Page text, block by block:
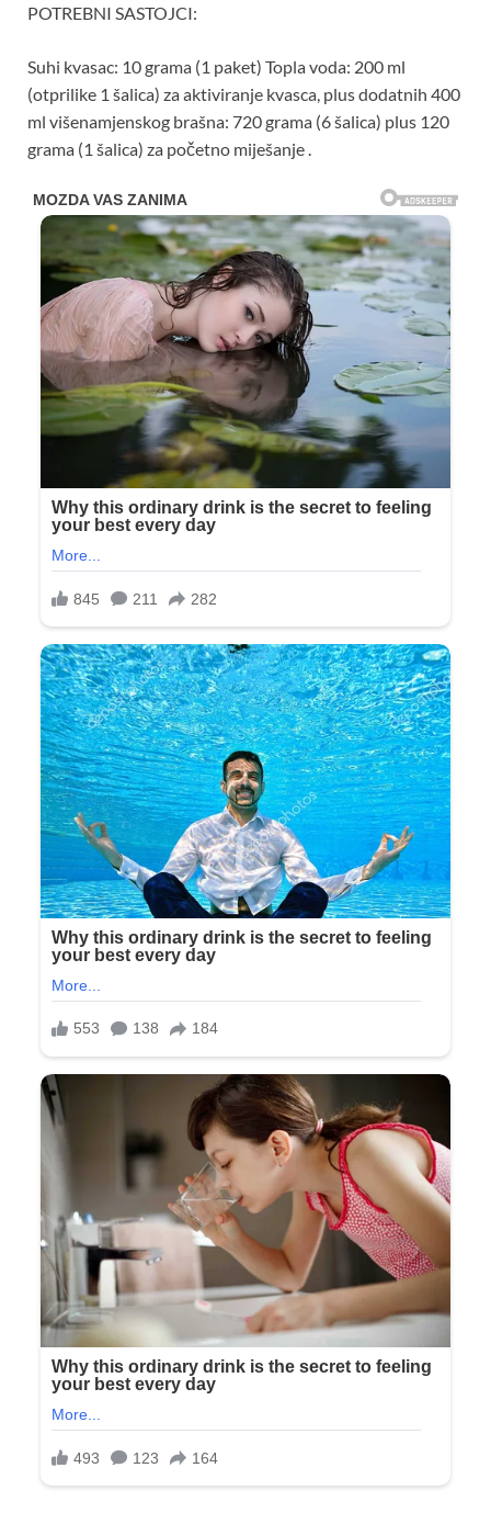
POTREBNI SASTOJCI:
Suhi kvasac: 10 grama (1 paket) Topla voda: 200 ml
(otprilike 1 šalica) za aktiviranje kvasca, plus dodatnih 400
ml višenamjenskog brašna: 720 grama (6 šalica) plus 120
grama (1 šalica) za početno miješanje .